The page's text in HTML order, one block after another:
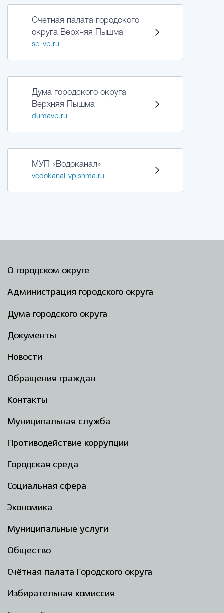
Счетная палата городского
округа Верхняя Пышма
sp-vp.ru
Дума городского округа
Верхняя Пышма
dumavp.ru
МУП «Водоканал»
vodokanal-vpishma.ru
О городском округе
Администрация городского округа
Дума городского округа
Документы
Новости
Обращения граждан
Контакты
Муниципальная служба
Противодействие коррупции
Городская среда
Социальная сфера
Экономика
Муниципальные услуги
Общество
Счётная палата Городского округа
Избирательная комиссия